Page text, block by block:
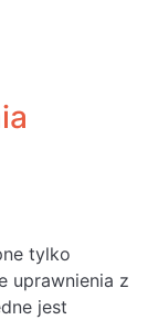
tylko
uprawnienia z
jest